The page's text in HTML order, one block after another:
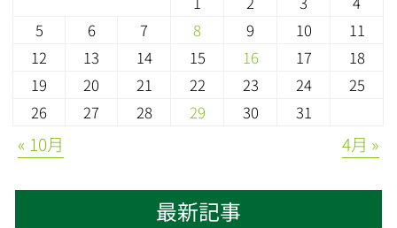
5
6 7 8 9 10
11
12
13 14 15 16 17
18
19
20 21 22 23 24
25
26
27 28 29 30 31
« 10月 4月 »
最新記事